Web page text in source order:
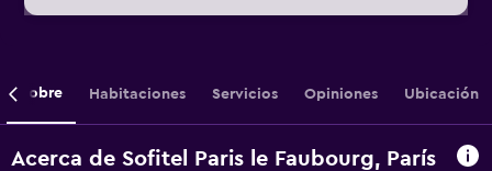
Sobre Habitaciones Servicios Opiniones Ubicación
Acerca de Sofitel Paris le Faubourg, París